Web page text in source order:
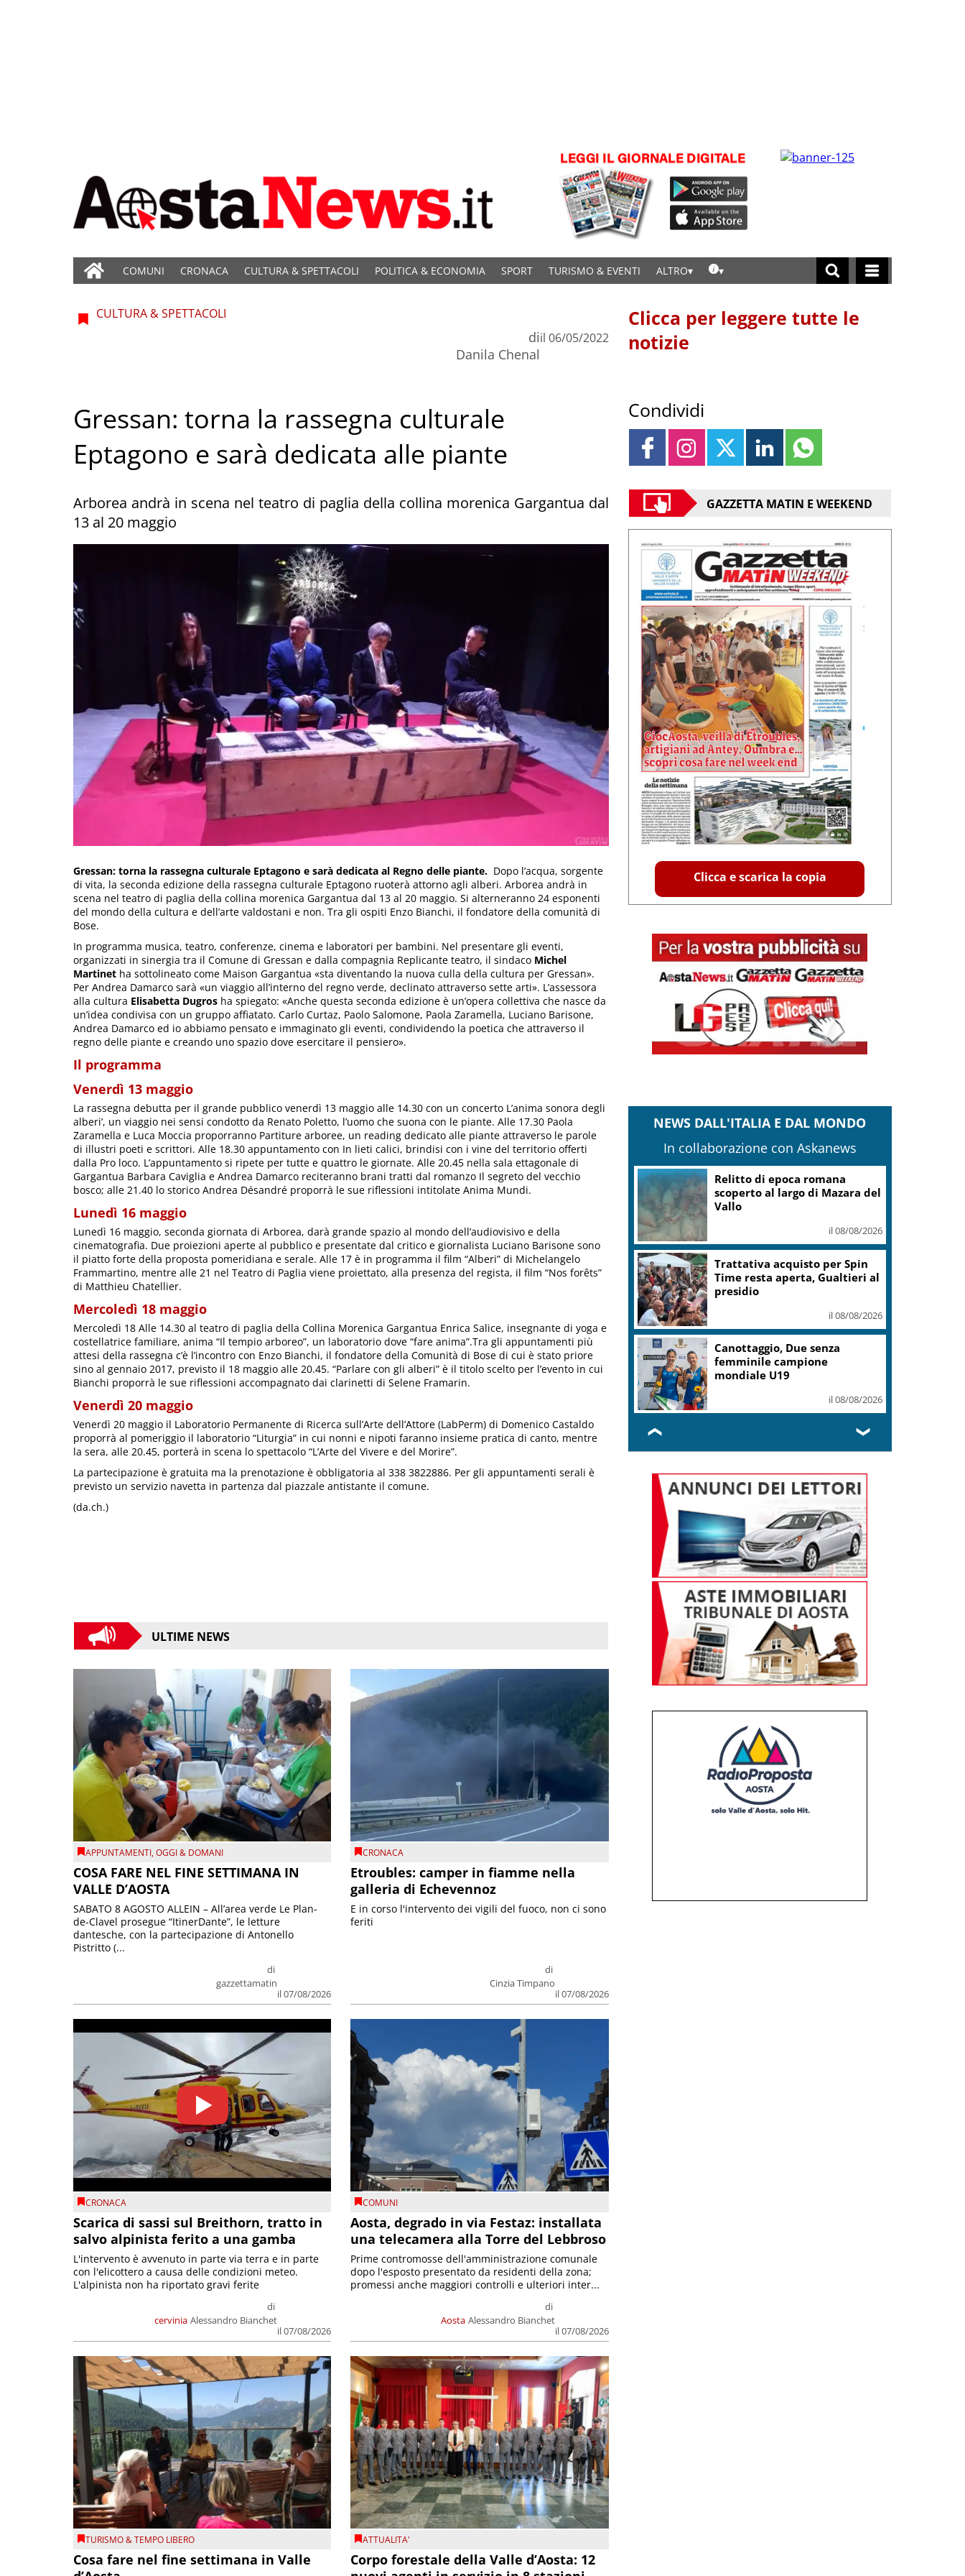
COMUNI CRONACA CULTURA & SPETTACOLI POLITICA & ECONOMIA SPORT TURISMO & EVENTI ALTRO
CULTURA & SPETTACOLI
di
Danila Chenal
il 06/05/2022
Gressan: torna la rassegna culturale
Eptagono e sarà dedicata alle piante
Arborea andrà in scena nel teatro di paglia della collina morenica Gargantua dal
13 al 20 maggio
Gressan: torna la rassegna culturale Eptagono e sarà dedicata al Regno delle piante. Dopo l’acqua, sorgente
di vita, la seconda edizione della rassegna culturale Eptagono ruoterà attorno agli alberi. Arborea andrà in
scena nel teatro di paglia della collina morenica Gargantua dal 13 al 20 maggio. Si alterneranno 24 esponenti
del mondo della cultura e dell’arte valdostani e non. Tra gli ospiti Enzo Bianchi, il fondatore della comunità di
Bose.
In programma musica, teatro, conferenze, cinema e laboratori per bambini. Nel presentare gli eventi,
organizzati in sinergia tra il Comune di Gressan e dalla compagnia Replicante teatro, il sindaco Michel
Martinet ha sottolineato come Maison Gargantua «sta diventando la nuova culla della cultura per Gressan».
Per Andrea Damarco sarà «un viaggio all’interno del regno verde, declinato attraverso sette arti». L’assessora
alla cultura Elisabetta Dugros ha spiegato: «Anche questa seconda edizione è un’opera collettiva che nasce da
un’idea condivisa con un gruppo affiatato. Carlo Curtaz, Paolo Salomone, Paola Zaramella, Luciano Barisone,
Andrea Damarco ed io abbiamo pensato e immaginato gli eventi, condividendo la poetica che attraverso il
regno delle piante e creando uno spazio dove esercitare il pensiero».
Il programma
Venerdì 13 maggio
La rassegna debutta per il grande pubblico venerdì 13 maggio alle 14.30 con un concerto L’anima sonora degli
alberi’, un viaggio nei sensi condotto da Renato Poletto, l’uomo che suona con le piante. Alle 17.30 Paola
Zaramella e Luca Moccia proporranno Partiture arboree, un reading dedicato alle piante attraverso le parole
di illustri poeti e scrittori. Alle 18.30 appuntamento con In lieti calici, brindisi con i vine del territorio offerti
dalla Pro loco. L’appuntamento si ripete per tutte e quattro le giornate. Alle 20.45 nella sala ettagonale di
Gargantua Barbara Caviglia e Andrea Damarco reciteranno brani tratti dal romanzo Il segreto del vecchio
bosco; alle 21.40 lo storico Andrea Désandré proporrà le sue riflessioni intitolate Anima Mundi.
Lunedì 16 maggio
Lunedì 16 maggio, seconda giornata di Arborea, darà grande spazio al mondo dell’audiovisivo e della
cinematografia. Due proiezioni aperte al pubblico e presentate dal critico e giornalista Luciano Barisone sono
il piatto forte della proposta pomeridiana e serale. Alle 17 è in programma il film “Alberi” di Michelangelo
Frammartino, mentre alle 21 nel Teatro di Paglia viene proiettato, alla presenza del regista, il film “Nos forêts”
di Matthieu Chatellier.
Mercoledì 18 maggio
Mercoledì 18 Alle 14.30 al teatro di paglia della Collina Morenica Gargantua Enrica Salice, insegnante di yoga e
costellatrice familiare, anima “Il tempio arboreo”, un laboratorio dove “fare anima”.Tra gli appuntamenti più
attesi della rassegna c’è l’incontro con Enzo Bianchi, il fondatore della Comunità di Bose di cui è stato priore
sino al gennaio 2017, previsto il 18 maggio alle 20.45. “Parlare con gli alberi” è il titolo scelto per l’evento in cui
Bianchi proporrà le sue riflessioni accompagnato dai clarinetti di Selene Framarin.
Venerdì 20 maggio
Venerdì 20 maggio il Laboratorio Permanente di Ricerca sull’Arte dell’Attore (LabPerm) di Domenico Castaldo
proporrà al pomeriggio il laboratorio “Liturgia” in cui nonni e nipoti faranno insieme pratica di canto, mentre
la sera, alle 20.45, porterà in scena lo spettacolo “L’Arte del Vivere e del Morire”.
La partecipazione è gratuita ma la prenotazione è obbligatoria al 338 3822886. Per gli appuntamenti serali è
previsto un servizio navetta in partenza dal piazzale antistante il comune.
(da.ch.)
ULTIME NEWS
APPUNTAMENTI,OGGI & DOMANI
COSA FARE NEL FINE SETTIMANA IN
VALLE D’AOSTA
di
gazzettamatin
il 07/08/2026
SABATO 8 AGOSTO ALLEIN – All’area verde Le Plan-
de-Clavel prosegue “ItinerDante”, le letture
dantesche, con la partecipazione di Antonello
Pistritto (...
CRONACA
Etroubles: camper in fiamme nella
galleria di Echevennoz
di
Cinzia Timpano
il 07/08/2026
E in corso l'intervento dei vigili del fuoco, non ci sono
feriti
CRONACA
Scarica di sassi sul Breithorn, tratto in
salvo alpinista ferito a una gamba
cervinia
di
Alessandro Bianchet
il 07/08/2026
L'intervento è avvenuto in parte via terra e in parte
con l'elicottero a causa delle condizioni meteo.
L'alpinista non ha riportato gravi ferite
COMUNI
Aosta, degrado in via Festaz: installata
una telecamera alla Torre del Lebbroso
Aosta
di
Alessandro Bianchet
il 07/08/2026
Prime contromosse dell'amministrazione comunale
dopo l'esposto presentato da residenti della zona;
promessi anche maggiori controlli e ulteriori inter...
TURISMO & TEMPO LIBERO
Cosa fare nel fine settimana in Valle
ATTUALITA'
Corpo forestale della Valle d’Aosta: 12
Clicca per leggere tutte le
notizie
Condividi
GAZZETTA MATIN E WEEKEND
Clicca e scarica la copia
NEWS DALL'ITALIA E DAL MONDO
In collaborazione con Askanews
Relitto di epoca romana
scoperto al largo di Mazara del
Vallo
il 08/08/2026
Trattativa acquisto per Spin
Time resta aperta, Gualtieri al
presidio
il 08/08/2026
Canottaggio, Due senza
femminile campione
mondiale U19
il 08/08/2026
❮ ❯